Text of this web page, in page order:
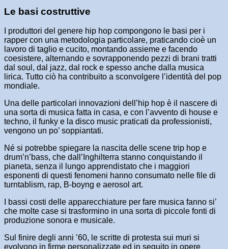
Le basi costruttive
I produttori del genere hip hop compongono le basi per i
rapper con una metodologia particolare, praticando cioè un
lavoro di taglio e cucito, montando assieme e facendo
coesistere, alternando e sovrapponendo pezzi di brani tratti
dal soul, dal jazz, dal rock e spesso anche dalla musica
lirica. Tutto ciò ha contribuito a sconvolgere l’identità del pop
mondiale.
Una delle particolari innovazioni dell’hip hop è il nascere di
una sorta di musica fatta in casa, e con l’avvento di house e
techno, il funky e la disco music praticati da professionisti,
vengono un po’ soppiantati.
Né si potrebbe spiegare la nascita delle scene trip hop e
drum’n’bass, che dall’Inghilterra stanno conquistando il
pianeta, senza il lungo apprendistato che i maggiori
esponenti di questi fenomeni hanno consumato nelle file di
turntablism, rap, B-boyng e aerosol art.
I bassi costi delle apparecchiature per fare musica fanno si’
che molte case si trasformino in una sorta di piccole fonti di
produzione sonora e musicale.
Sul finire degli anni ’60, le scritte di protesta sui muri si
evolvono in firme personalizzate ed in seguito in opere